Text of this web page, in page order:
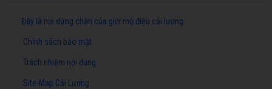
Đây là nơi dừng chân của giới mộ điệu cải lương
Chính sách bảo mật
Trách nhiệm nội dung
Site-Map Cải Lương